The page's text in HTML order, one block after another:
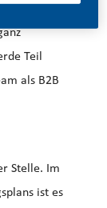
Teil
als B2B
Stelle. Im
ist es